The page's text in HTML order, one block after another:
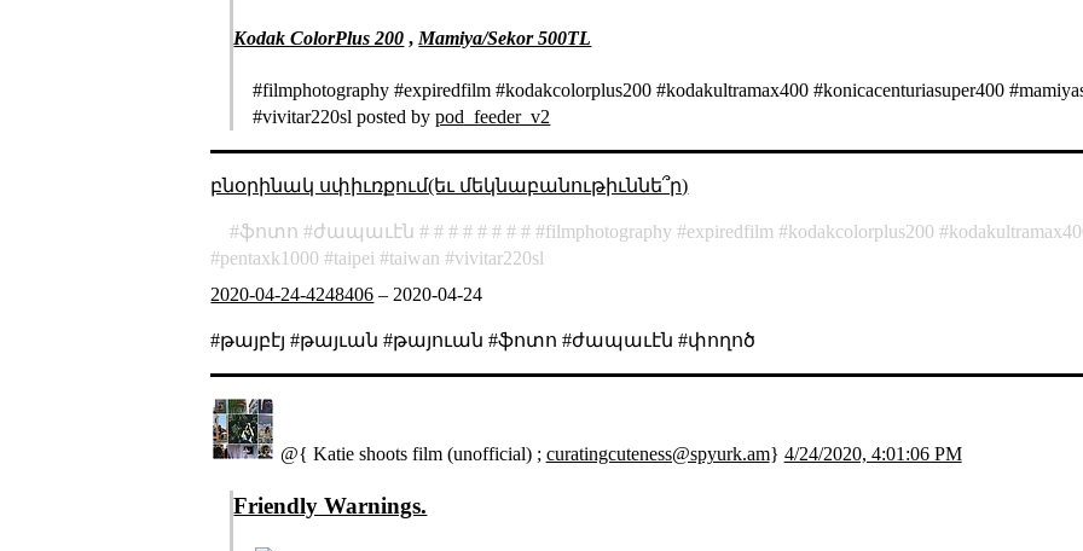
Kodak ColorPlus 200 , Mamiya/Sekor 500TL
#filmphotography #expiredfilm #kodakcolorplus200 #kodakultramax400 #konicacenturiasuper400
#vivitar220sl posted bypod_feeder_v2
բնօրինակ սփիւռքում(եւ մեկնաբանութիւննե՞ր)
ֆոտո ժապաւէն filmphotography expiredfilm kodakcolorplus200
pentaxk1000
taipei taiwan
vivitar220sl
2020-04-24-4248406 – 2020-04-24
#թայբէյ #թայւան #թայուան #ֆոտո #ժապաւէն #փողոծ
@{ Katie shoots film (unofficial) ; curatingcuteness@spyurk.am} 4/24/2020, 4:01:06 PM
Friendly Warnings.